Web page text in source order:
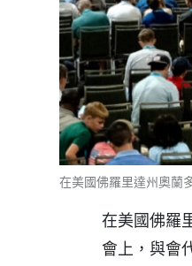
在美國佛羅里達州奧蘭
在美國佛羅
會上，與會